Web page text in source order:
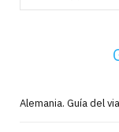
for:
Alemania. Guía del